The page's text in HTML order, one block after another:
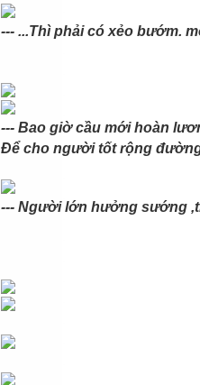
--- ...Thì phải có xẻo bướm.
--- Bao giờ cầu mới hoàn
Để cho người tốt rộng
--- Người lớn hưởng sướng